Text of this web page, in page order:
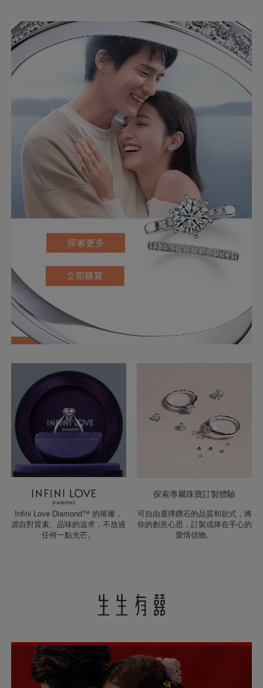
Infini Love Diamond™ 的璀璨，
源自對質素、品味的追求，不放過
任何一點光芒。
探索專屬珠寶訂製體驗
可自由選擇鑽石的品質和款式，將
你的創意心思，訂製成捧在手心的
愛情信物。